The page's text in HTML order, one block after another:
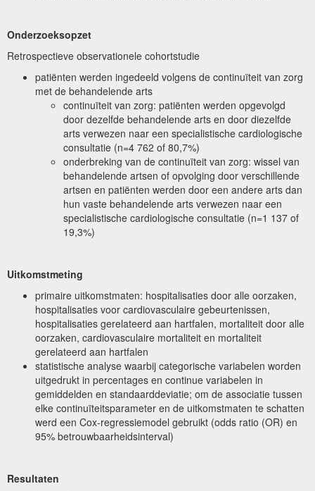
Onderzoeksopzet
Retrospectieve observationele cohortstudie
patiënten werden ingedeeld volgens de continuïteit van zorg
met de behandelende arts
continuïteit van zorg: patiënten werden opgevolgd
door dezelfde behandelende arts en door diezelfde
arts verwezen naar een specialistische cardiologische
consultatie (n=4 762 of 80,7%)
onderbreking van de continuïteit van zorg: wissel van
behandelende artsen of opvolging door verschillende
artsen en patiënten werden door een andere arts dan
hun vaste behandelende arts verwezen naar een
specialistische cardiologische consultatie (n=1 137 of
19,3%)
Uitkomstmeting
primaire uitkomstmaten: hospitalisaties door alle oorzaken,
hospitalisaties voor cardiovasculaire gebeurtenissen,
hospitalisaties gerelateerd aan hartfalen, mortaliteit door alle
oorzaken, cardiovasculaire mortaliteit en mortaliteit
gerelateerd aan hartfalen
statistische analyse waarbij categorische variabelen worden
uitgedrukt in percentages en continue variabelen in
gemiddelden en standaarddeviatie; om de associatie tussen
elke continuïteitsparameter en de uitkomstmaten te schatten
werd een Cox-regressiemodel gebruikt (odds ratio (OR) en
95% betrouwbaarheidsinterval)
Resultaten